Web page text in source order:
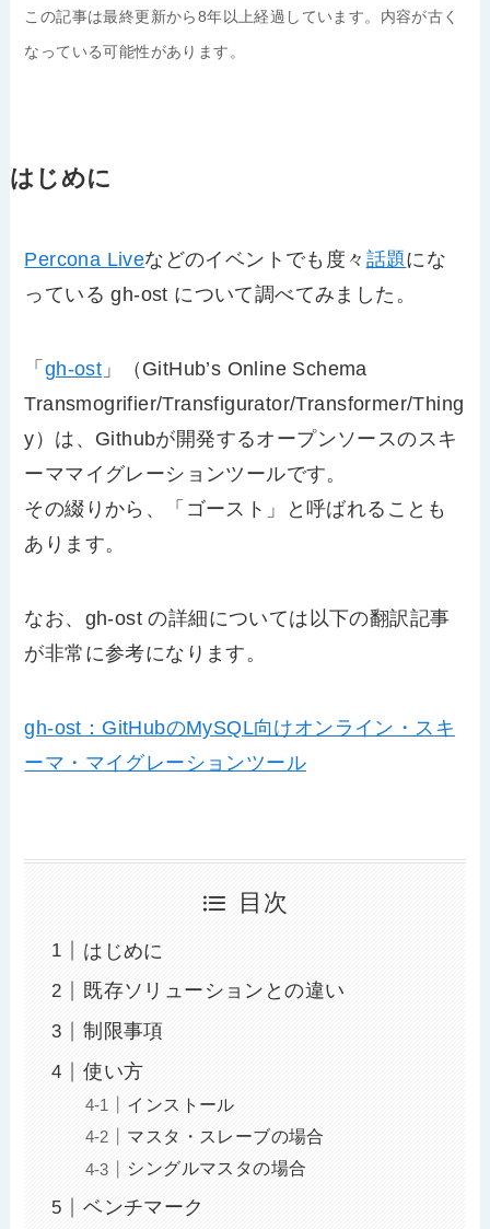
この記事は最終更新から8年以上経過しています。内容が古く
なっている可能性があります。
はじめに
Percona Liveなどのイベントでも度々 話題にな
っている gh-ost について調べてみました。
「 gh-ost 」（GitHub’s Online Schema
Transmogrifier/Transfigurator/Transformer/Thing
y）は、Githubが開発するオープンソースのスキ
ーママイグレーションツールです。
その綴りから、「ゴースト」と呼ばれることも
あります。
なお、gh-ost の詳細については以下の翻訳記事
が非常に参考になります。
gh-ost：GitHubのMySQL向けオンライン・スキ
ーマ・マイグレーションツール
目次
はじめに
既存ソリューションとの違い
制限事項
使い方
インストール
マスタ・スレーブの場合
シングルマスタの場合
ベンチマーク